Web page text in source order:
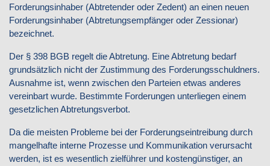
Forderungsinhaber (Abtretender oder Zedent) an einen neuen
Forderungsinhaber (Abtretungsempfänger oder Zessionar)
bezeichnet.
Der § 398 BGB regelt die Abtretung. Eine Abtretung bedarf
grundsätzlich nicht der Zustimmung des Forderungsschuldners.
Ausnahme ist, wenn zwischen den Parteien etwas anderes
vereinbart wurde. Bestimmte Forderungen unterliegen einem
gesetzlichen Abtretungsverbot.
Da die meisten Probleme bei der Forderungseintreibung durch
mangelhafte interne Prozesse und Kommunikation verursacht
werden, ist es wesentlich zielführer und kostengünstiger, an